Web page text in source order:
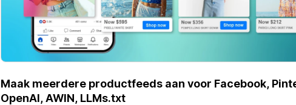
Maak meerdere productfeeds aan voor Facebook,
OpenAI, AWIN, LLMs.txt